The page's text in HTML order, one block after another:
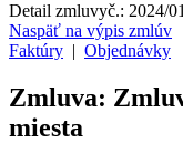
Detail zmluvyč.: 2024/
Naspäť na výpis zmlúv
Faktúry
Objednávky
Zmluva:
miesta